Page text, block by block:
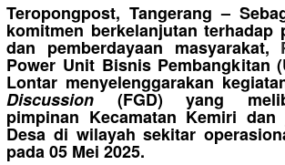
Teropongpost, Tangerang –
komitmen berkelanjutan terhadap
dan pemberdayaan masyarakat,
Power Unit Bisnis Pembangkitan
Lontar menyelenggarakan
Discussion (FGD) yang
pimpinan Kecamatan Kemiri dan
Desa di wilayah sekitar
pada 05 Mei 2025.